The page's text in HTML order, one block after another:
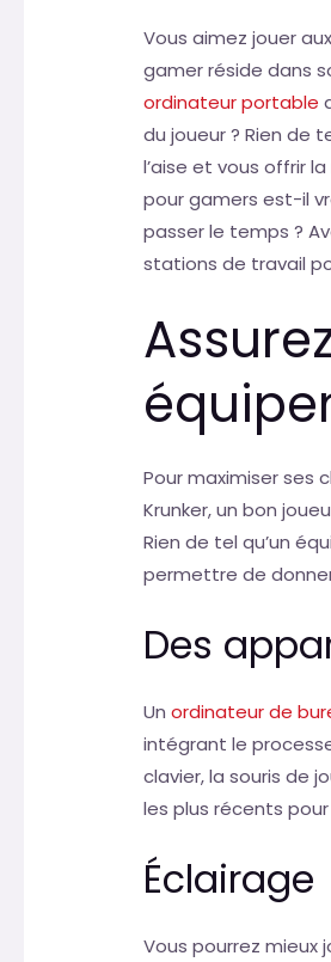
Vous aimez jouer
gamer réside dans
ordinateur portable
du joueur ? Rien de
l’aise et vous offrir
pour gamers est-il
passer le temps ?
stations de travail
Pour maximiser ses
Krunker, un bon
Rien de tel qu’un
permettre de
Des
Unordinateur de
intégrant le
clavier, la souris de
les plus récents
Éclairage
Vous pourrez mieux